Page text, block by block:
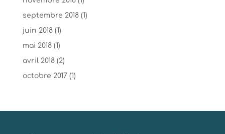
septembre 2018(1)
juin 2018(1)
mai 2018(1)
avril 2018(2)
octobre 2017 (1)